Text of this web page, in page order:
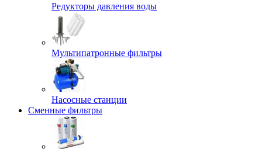
Редукторы давления воды
Мультипатронные фильтры
Насосные станции
Сменные фильтры